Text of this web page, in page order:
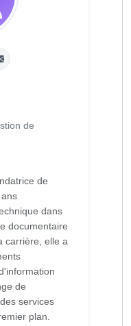
de
de
dans
documentaire
carrière, elle a
de
services
plan.